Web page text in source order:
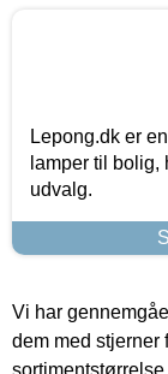
Lepong.dk er
lamper til bolig,
udvalg.
Vi har
dem med stjerner